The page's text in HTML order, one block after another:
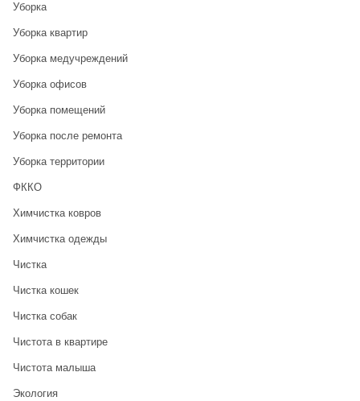
Уборка
Уборка квартир
Уборка медучреждений
Уборка офисов
Уборка помещений
Уборка после ремонта
Уборка территории
ФККО
Химчистка ковров
Химчистка одежды
Чистка
Чистка кошек
Чистка собак
Чистота в квартире
Чистота малыша
Экология